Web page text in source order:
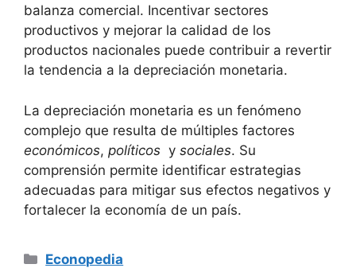
balanza⁢ comercial. ⁣Incentivar ‍sectores
productivos‍ y mejorar la calidad ​de​ los
productos nacionales puede contribuir a revertir
la tendencia a la depreciación monetaria.
La​ depreciación ⁤monetaria es un fenómeno
complejo que resulta de‍ múltiples factores
económicos, políticos ​ y sociales. Su
⁣comprensión‌ permite identificar estrategias
adecuadas ‌para mitigar ⁢sus efectos ‍negativos y
fortalecer la economía de un país.
Categorías
Econopedia